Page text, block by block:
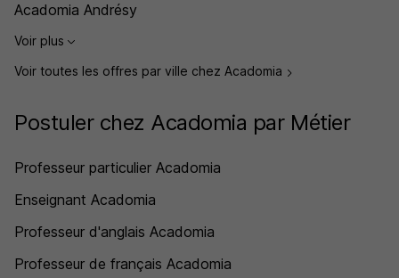
Acadomia Andrésy
Voir plus
Voir toutes les offres par ville chez Acadomia
Postuler chez Acadomia par Métier
Professeur particulier Acadomia
Enseignant Acadomia
Professeur d'anglais Acadomia
Professeur de français Acadomia